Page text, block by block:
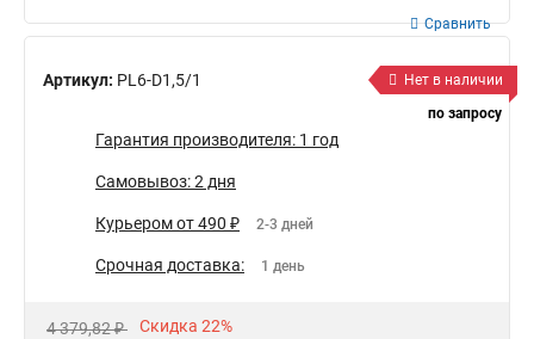
Артикул: PL6-D1,5/1
Сравнить
Нет в наличии
по запросу
Гарантия производителя: 1 год
Самовывоз: 2 дня
Курьером от 490 ₽ 2-3 дней
Срочная доставка: 1 день
4 379,82 ₽ Скидка 22%